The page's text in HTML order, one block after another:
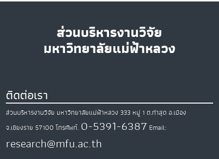
ส่วนบริหารงานวิจัย
มหาวิทยาลัยแม่ฟ้าหลวง
ติดต่อเรา
ส่วนบริหารงานวิจัย มหาวิทยาลัยแม่ฟ้าหลวง 333 หมู่ 1 ต.ท่าสุด อ.เมือง
จ.เชียงราย 57100 โทรศัพท์. 0-5391-6387 Email:
research@mfu.ac.th